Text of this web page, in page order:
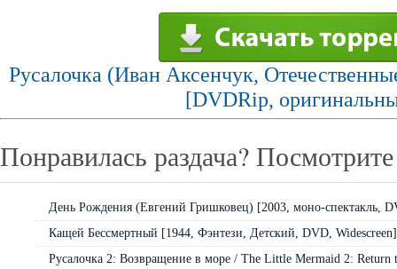
Русалочка (Иван Аксенчук,
[DVDRip,
Понравилась раздача?
День Рождения (Евгений Гришковец) [2003, моно-спектакль,
Кащей Бессмертный [1944, Фэнтези, Детский, DVD, Widescreen]
Русалочка 2: Возвращение в море / The Little Mermaid 2: Return